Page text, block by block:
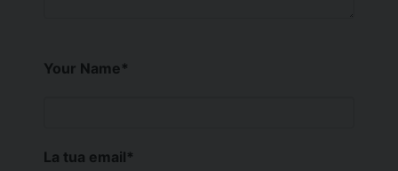
Your Name*
La tua email*